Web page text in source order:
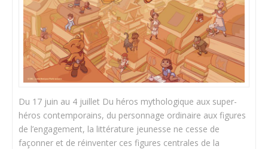
Du 17 juin au 4 juillet Du héros mythologique aux super-
héros contemporains, du personnage ordinaire aux figures
de l’engagement, la littérature jeunesse ne cesse de
façonner et de réinventer ces figures centrales de la